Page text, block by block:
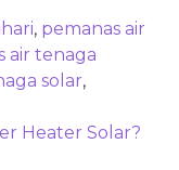
, pemanas air
air tenaga
solar,
Heater Solar?